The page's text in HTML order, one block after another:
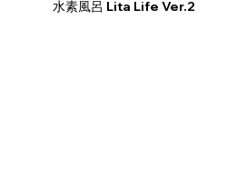
​水素風呂 Lita Life Ver.2